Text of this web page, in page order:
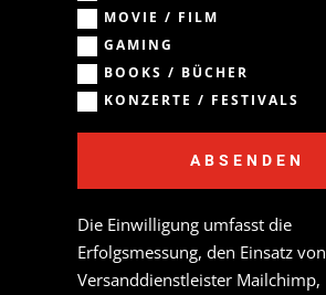
MOVIE / FILM
GAMING
BOOKS / BÜCHER
KONZERTE / FESTIVALS
ABSENDEN
Die Einwilligung umfasst die
Erfolgsmessung, den Einsatz von
Versanddienstleister Mailchimp,